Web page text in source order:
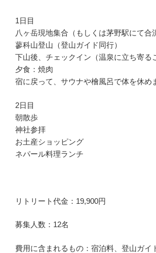
1日目
八ヶ岳現地集合（もしくは茅野駅にて合
蓼科山登山（登山ガイド同行）
下山後、チェックイン（温泉に立ち寄る
夕食：焼肉
宿に戻って、サウナや檜風呂で体を休め
2日目
朝散歩
神社参拝
お土産ショッピング
ネパール料理ランチ
リトリート代金：19,900円
募集人数：12名
費用に含まれるもの：宿泊料、登山ガイ